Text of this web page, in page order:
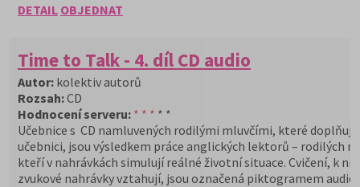
DETAIL OBJEDNAT
Time to Talk - 4. díl CD audio
Autor: kolektiv autorů
Rozsah:CD
Hodnocení serveru: * * * * *
Učebnice s CD namluvených rodilými mluvčími, které doplňují
učebnici, jsou výsledkem práce anglických lektorů – rodilých
kteří v nahrávkách simulují reálné životní situace. Cvičení, k
zvukové nahrávky vztahují, jsou označená piktogramem